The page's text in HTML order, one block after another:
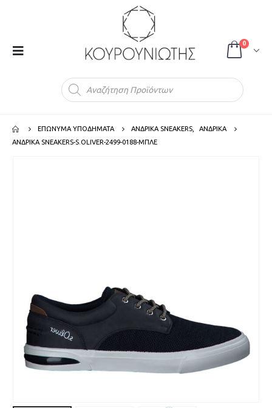
0
ΕΠΩΝΥΜΑ ΥΠΟΔΗΜΑΤΑ ΑΝΔΡΙΚΑ SNEAKERS
ΑΝΔΡΙΚΑ
ΑΝΔΡΙΚΑ SNEAKERS-S.OLIVER-2499-0188-ΜΠΛΕ